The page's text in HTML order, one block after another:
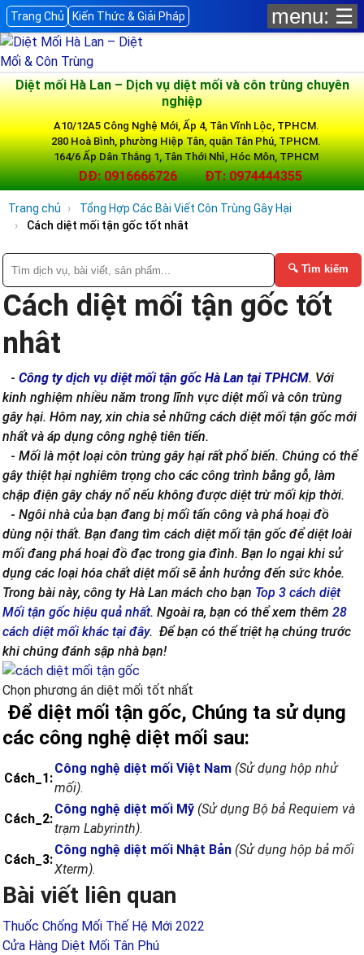
Trang Chủ Kiến Thức & Giải Pháp menu: ☰
Diệt mối Hà Lan – Dịch vụ diệt mối và côn trùng chuyên
nghiệp
A10/12A5 Công Nghệ Mới, Ấp 4, Tân Vĩnh Lộc, TPHCM.
280 Hoà Bình, phường Hiệp Tân, quận Tân Phú, TPHCM.
164/6 Ấp Dân Thắng 1, Tân Thới Nhì, Hóc Môn, TPHCM
DĐ: 0916666726 ĐT: 0974444355
Trang chủ
Tổng Hợp Các Bài Viết Côn Trùng Gây Hại
Cách diệt mối tận gốc tốt nhât
🔍 Tìm kiếm
Cách diệt mối tận gốc tốt
nhât
-Công ty dịch vụ diệt mối tận gốc Hà Lan tại TPHCM. Với
kinh nghiệm nhiều năm trong lĩnh vực diệt mối và côn trùng
gây hại. Hôm nay, xin chia sẻ những cách diệt mối tận gốc mới
nhất và áp dụng công nghệ tiên tiến.
-Mối là một loại côn trùng gây hại rất phổ biến. Chúng có thể
gây thiệt hại nghiêm trọng cho các công trình bằng gỗ, làm
chập điện gây cháy nổ nếu không được diệt trừ mối kịp thời.
-Ngôi nhà của bạn đang bị mối tấn công và phá hoại đồ
dùng nội thất. Bạn đang tìm cách diệt mối tận gốc để diệt loài
mối đang phá hoại đồ đạc trong gia đình. Bạn lo ngại khi sử
dụng các loại hóa chất diệt mối sẽ ảnh hưởng đến sức khỏe.
Trong bài này, công ty Hà Lan mách cho bạn Top 3 cách diệt
Mối tận gốc hiệu quả nhất. Ngoài ra, bạn có thể xem thêm 28
cách diệt mối khác tại đây. Để bạn có thể triệt hạ chúng trước
khi chúng đánh sập nhà bạn!
Chọn phương án diệt mối tốt nhất
Để diệt mối tận gốc, Chúng ta sử dụng
các công nghệ diệt mối sau:
Cách_1:
Công nghệ diệt mối Việt Nam (Sử dụng hộp nhử
mối).
Cách_2:
Công nghệ diệt mối Mỹ (Sử dụng Bộ bả Requiem và
trạm Labyrinth).
Cách_3:
Công nghệ diệt mối Nhật Bản (Sử dụng hộp bả mối
Xterm).
Bài viết liên quan
Thuốc Chống Mối Thế Hệ Mới 2022
Cửa Hàng Diệt Mối Tân Phú